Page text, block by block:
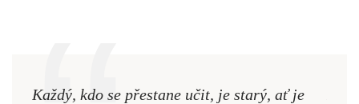
Každý, kdo se přestane učit, je starý, ať je